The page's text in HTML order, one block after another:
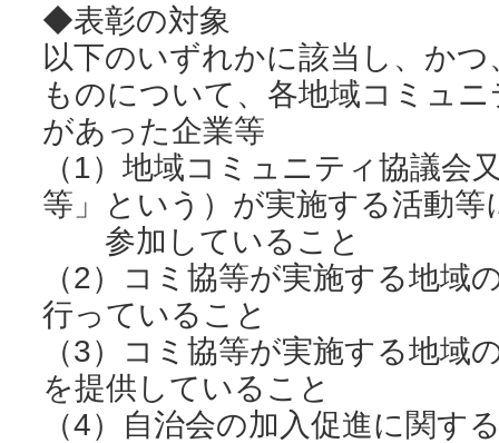
◆表彰の対象
以下のいずれかに該当し、か
ものについて、各地域コミュ
があった企業等
（1）地域コミュニティ協議会
等」という）が実施する活動等
参加していること
（2）コミ協等が実施する地域
行っていること
（3）コミ協等が実施する地域
を提供していること
（4）自治会の加入促進に関す